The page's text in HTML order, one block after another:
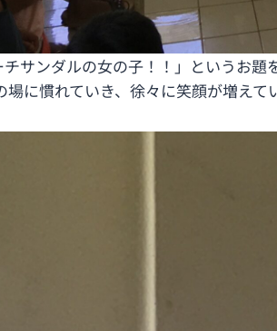
サンダルの女の子！！」というお
に慣れていき、徐々に笑顔が増えて